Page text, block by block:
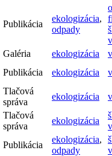
Publikácia
ekologizácia,
odpady
Galéria ekologizácia
Publikácia ekologizácia
Tlačová
správa
ekologizácia
Tlačová
správa
ekologizácia
Publikácia
ekologizácia,
odpady